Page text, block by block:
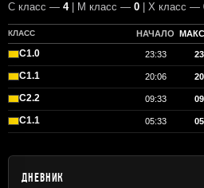
С класс — 4| М класс — 0 | X класс —
КЛАСС НАЧАЛО
C1.0 23:33
C1.1 20:06
C2.2 09:33
C1.1 05:33
ДНЕВНИК